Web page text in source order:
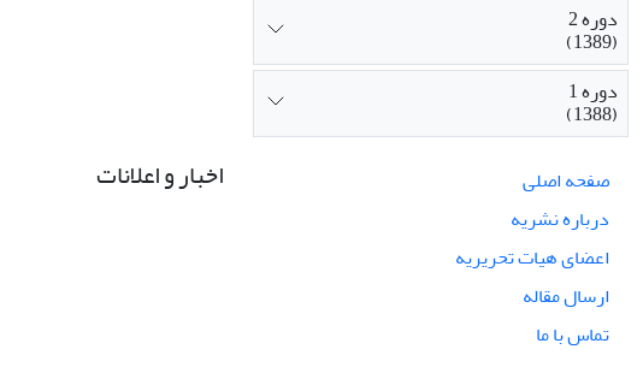
دوره 2
(1389)
دوره 1
(1388)
صفحه اصلی
درباره نشریه
اعضای هیات تحریریه
ارسال مقاله
تماس با ما
اخبار و اعلانات